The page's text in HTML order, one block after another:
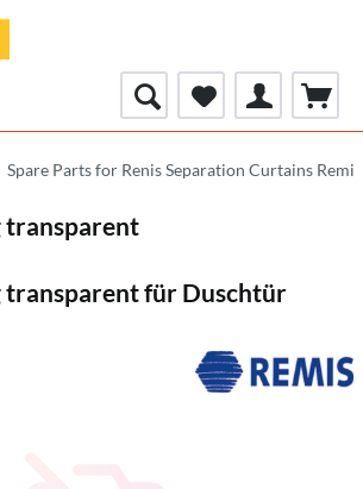
Spare Parts for Renis Separation Curtains
transparent
transparent für Duschtür